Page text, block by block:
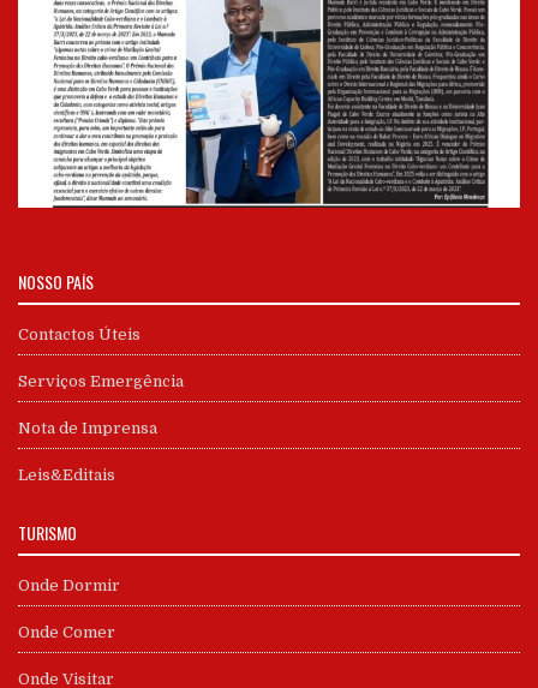
NOSSO PAÍS
Contactos Úteis
Serviços Emergência
Nota de Imprensa
Leis&Editais
TURISMO
Onde Dormir
Onde Comer
Onde Visitar